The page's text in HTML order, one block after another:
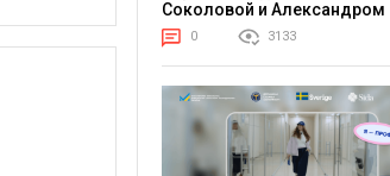
Соколовой и Александром
Тереном о жизни в
напряжении
0 3133